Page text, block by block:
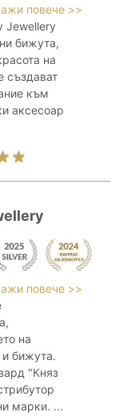
повече >>
Jewellery
бижута,
на
създават
към
аксесоар
повече >>
на
и бижута.
"Княз
марки. ...